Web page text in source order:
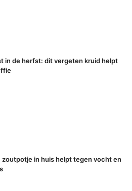
in de herfst: dit vergeten kruid helpt
zoutpotje in huis helpt tegen vocht en